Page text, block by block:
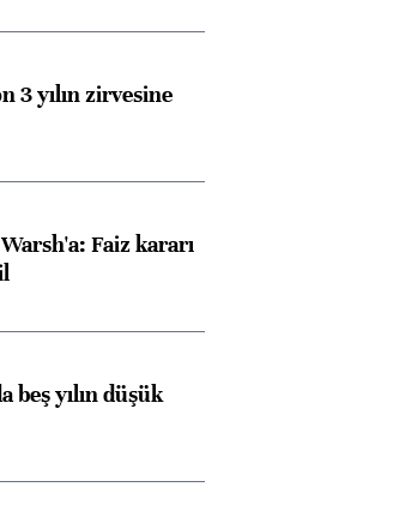
3 yılın zirvesine
Faiz kararı
beş yılın düşük